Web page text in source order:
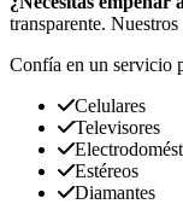
transparente.
Confía en un servicio
Celulares
Televisores
Estéreos
Diamantes